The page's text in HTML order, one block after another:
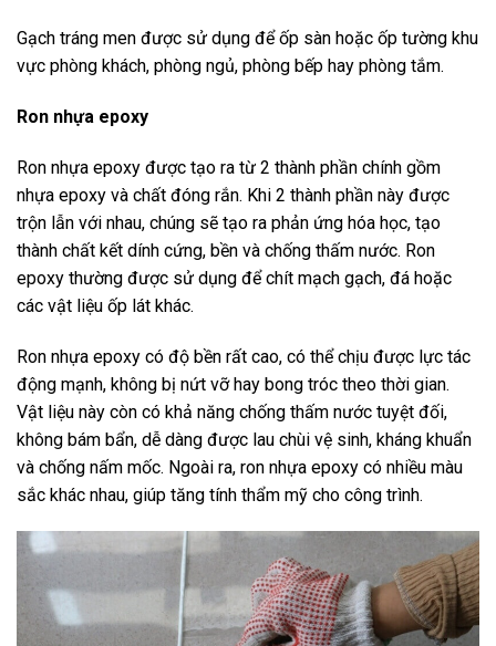
Gạch tráng men được sử dụng để ốp sàn hoặc ốp tường khu
vực phòng khách, phòng ngủ, phòng bếp hay phòng tắm.
Ron nhựa epoxy
Ron nhựa epoxy được tạo ra từ 2 thành phần chính gồm
nhựa epoxy và chất đóng rắn. Khi 2 thành phần này được
trộn lẫn với nhau, chúng sẽ tạo ra phản ứng hóa học, tạo
thành chất kết dính cứng, bền và chống thấm nước. Ron
epoxy thường được sử dụng để chít mạch gạch, đá hoặc
các vật liệu ốp lát khác.
Ron nhựa epoxy có độ bền rất cao, có thể chịu được lực tác
động mạnh, không bị nứt vỡ hay bong tróc theo thời gian.
Vật liệu này còn có khả năng chống thấm nước tuyệt đối,
không bám bẩn, dễ dàng được lau chùi vệ sinh, kháng khuẩn
và chống nấm mốc. Ngoài ra, ron nhựa epoxy có nhiều màu
sắc khác nhau, giúp tăng tính thẩm mỹ cho công trình.